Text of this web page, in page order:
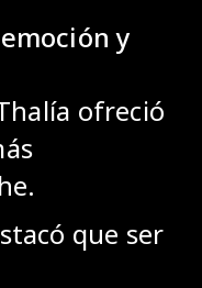
y
ofreció
que ser